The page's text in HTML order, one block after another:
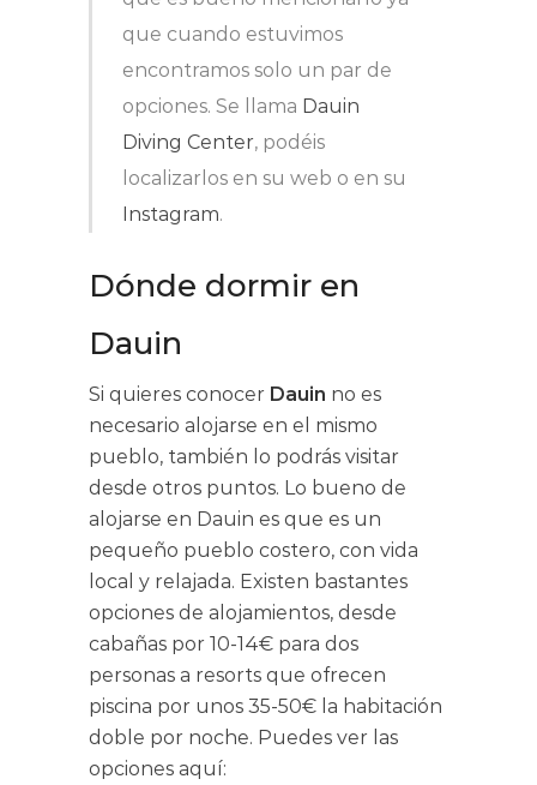
que cuando estuvimos
encontramos solo un par de
opciones. Se llama Dauin
Diving Center, podéis
localizarlos en su web o en su
Instagram.
Dónde dormir en
Dauin
Si quieres conocer Dauin no es
necesario alojarse en el mismo
pueblo, también lo podrás visitar
desde otros puntos. Lo bueno de
alojarse en Dauin es que es un
pequeño pueblo costero, con vida
local y relajada. Existen bastantes
opciones de alojamientos, desde
cabañas por 10-14€ para dos
personas a resorts que ofrecen
piscina por unos 35-50€ la habitación
doble por noche. Puedes ver las
opciones aquí: